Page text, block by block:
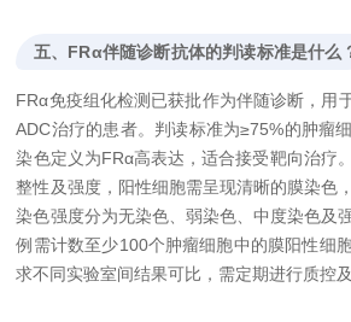
五、FRα伴随诊断抗体的判读标准是什么
FRα免疫组化检测已获批作为伴随诊断，用
ADC治疗的患者。判读标准为≥75%的肿瘤
染色定义为FRα高表达，适合接受靶向治疗
整性及强度，阳性细胞需呈现清晰的膜染色
染色强度分为无染色、弱染色、中度染色及
例需计数至少100个肿瘤细胞中的膜阳性细
求不同实验室间结果可比，需定期进行质控